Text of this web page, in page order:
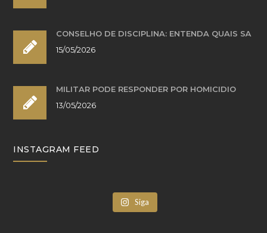
CONSELHO DE DISCIPLINA: ENTENDA QUAIS SÃ
15/05/2026
MILITAR PODE RESPONDER POR HOMICÍDIO
13/05/2026
INSTAGRAM FEED
Siga